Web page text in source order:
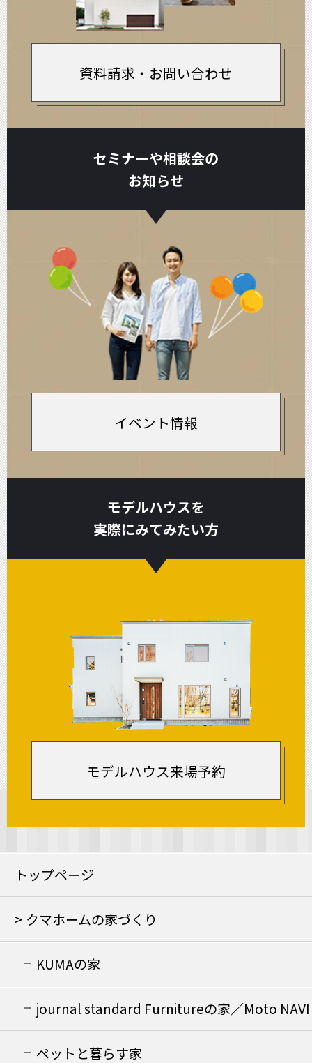
資料請求・お問い合わせ
セミナーや相談会の
お知らせ
イベント情報
モデルハウスを
実際にみてみたい方
モデルハウス来場予約
トップページ
クマホームの家づくり
KUMAの家
journal standard Furnitureの家／Moto NAVI
の家
ペットと暮らす家